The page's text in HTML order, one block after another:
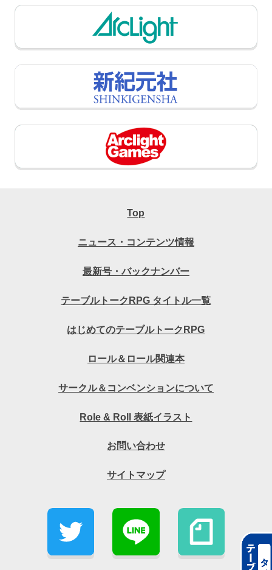
Top
ニュース・コンテンツ情報
最新号・バックナンバー
テーブルトークRPG タイトル一覧
はじめてのテーブルトークRPG
ロール＆ロール関連本
サークル＆コンベンションについて
Role & Roll 表紙イラスト
お問い合わせ
サイトマップ